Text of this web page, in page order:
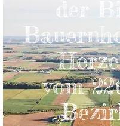
der
vom